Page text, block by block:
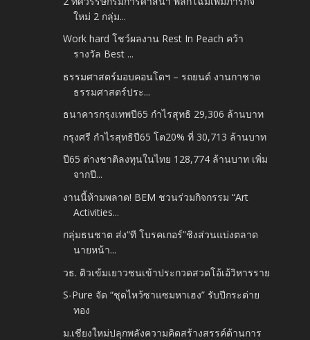
ใหม่ 2 กลุ่ม...
Work hard โชว์ผลงาน Rest In Peach คว้า
รางวัล Best ...
ธรรมศาสตร์มอบคอนโดฯ – รถยนต์ งานกาชาด
ธรรมศาสตร์ประ...
ธนาคารกรุงเทพปี65 กำไรสุทธิ 29,306 ล้านบาท
กรุงศรี กำไรสุทธิปี65 โต20% ที่ 30,713 ล้านบาท
ปี65 ต่างชาติลงทุนในไทย 128,774 ล้านบาท เพิ่ม
จากปี...
งานนี้ห้ามพลาด! BEM ชวนร่วมกิจกรรม “Art
Activities...
กลุ่มธนชาต ส่ง“ที โบรคเกอร์”ชิงส่วนแบ่งตลาด
นายหน้า...
วธ. ติวเข้มเยาวชนเข้าประกวดสวดโอ้เอ้วิหารราย
S-Pure จัด “ชุดไหว้ซาแซมหาเฮง” รับปีกระต่าย
ทอง
ม.เชียงใหม่ปลุกพลังความคิดสร้างสรรค์ด้านการ